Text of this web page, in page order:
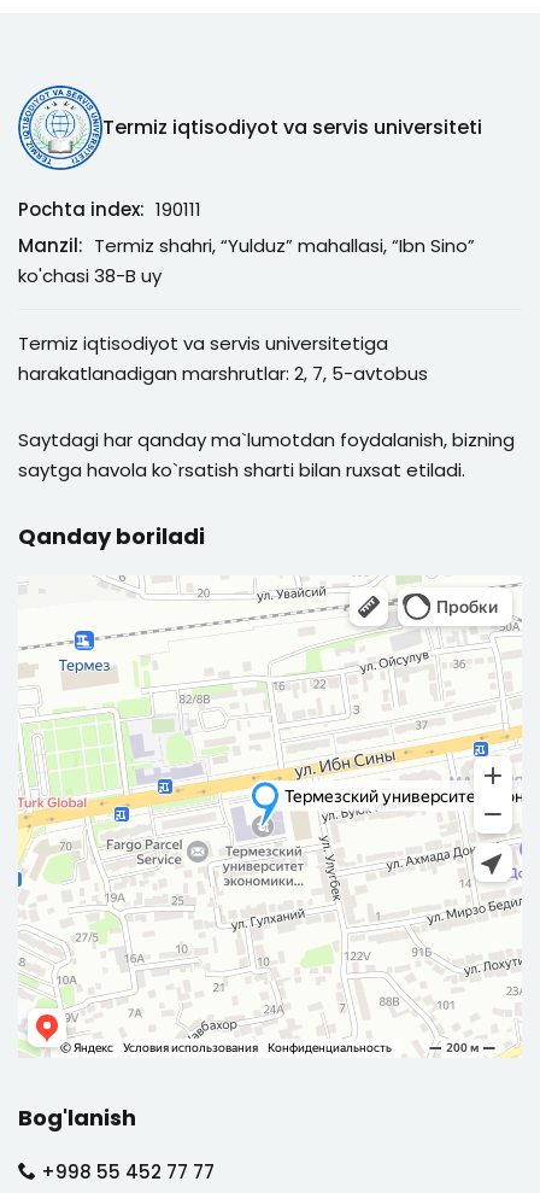
Termiz iqtisodiyot va servis universiteti
Pochta index: 190111
Manzil: Termiz shahri, “Yulduz” mahallasi, “Ibn Sino”
ko'chasi 38-B uy
Termiz iqtisodiyot va servis universitetiga
harakatlanadigan marshrutlar: 2, 7, 5-avtobus
Saytdagi har qanday ma`lumotdan foydalanish, bizning
saytga havola ko`rsatish sharti bilan ruxsat etiladi.
Qanday boriladi
Bog'lanish
+998 55 452 77 77